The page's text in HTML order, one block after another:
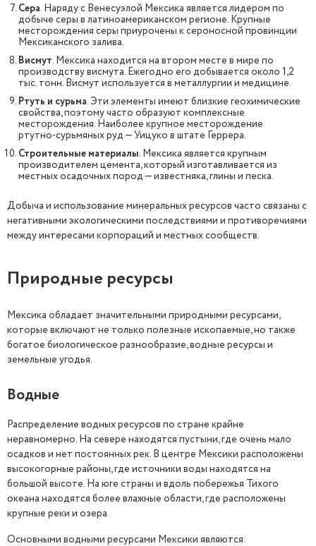
Сера. Наряду с Венесуэлой Мексика является лидером по
добыче серы в латиноамериканском регионе. Крупные
месторождения серы приурочены к сероносной провинции
Мексиканского залива.
Висмут. Мексика находится на втором месте в мире по
производству висмута. Ежегодно его добывается около 1,2
тыс. тонн. Висмут используется в металлургии и медицине.
Ртуть и сурьма. Эти элементы имеют близкие геохимические
свойства, поэтому часто образуют комплексные
месторождения. Наиболее крупное месторождение
ртутно-сурьмяных руд — Уицуко в штате Геррера.
Строительные материалы. Мексика является крупным
производителем цемента, который изготавливается из
местных осадочных пород — известняка, глины и песка.
Добыча и использование минеральных ресурсов часто связаны с
негативными экологическими последствиями и противоречиями
между интересами корпораций и местных сообществ.
Природные ресурсы
Мексика обладает значительными природными ресурсами,
которые включают не только полезные ископаемые, но также
богатое биологическое разнообразие, водные ресурсы и
земельные угодья.
Водные
Распределение водных ресурсов по стране крайне
неравномерно. На севере находятся пустыни, где очень мало
осадков и нет постоянных рек. В центре Мексики расположены
высокогорные районы, где источники воды находятся на
большой высоте. На юге страны и вдоль побережья Тихого
океана находятся более влажные области, где расположены
крупные реки и озера.
Основными водными ресурсами Мексики являются: